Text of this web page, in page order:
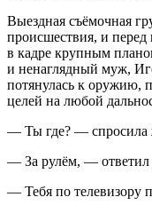
Выездная съёмочная
происшествия, и
в кадре крупным
и ненаглядный муж,
потянулась к оружию,
целей на любой
— Ты где? — спросила
— За рулём, —
— Тебя по телевизору